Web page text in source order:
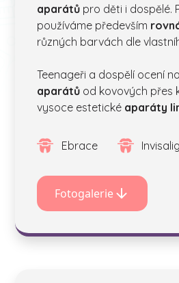
aparátů pro děti i dospělé.
používáme především
různých barvách dle
Teenageři a dospělí ocení
aparátů od kovových přes
vysoce estetické aparáty
Ebrace
Fotogalerie